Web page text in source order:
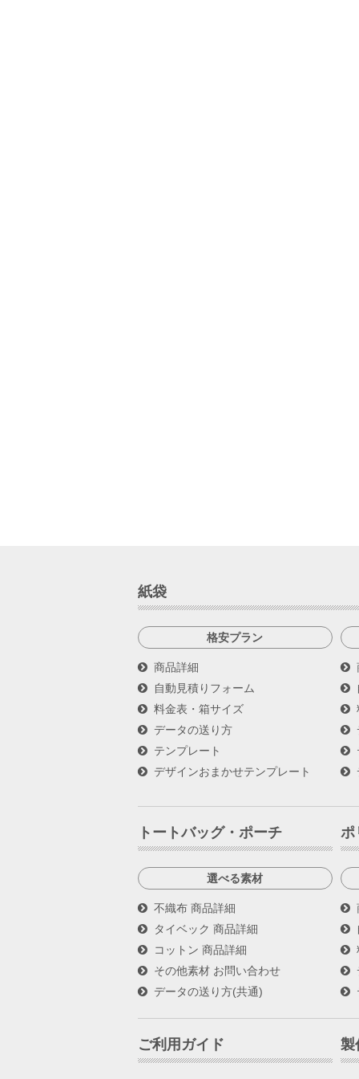
紙袋
格安プラン
商品詳細
自動見積りフォーム
料金表・箱サイズ
データの送り方
テンプレート
デザインおまかせテンプレート
トートバッグ・ポーチ
選べる素材
不織布 商品詳細
タイベック 商品詳細
コットン 商品詳細
その他素材 お問い合わせ
データの送り方(共通)
ポ
ご利用ガイド 製